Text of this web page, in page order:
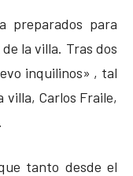
preparados para
la villa. Tras dos
inquilinos» , tal
villa, Carlos Fraile,
tanto desde el